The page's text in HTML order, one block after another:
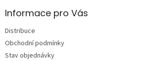
Informace pro Vás
Distribuce
Obchodní podmínky
Stav objednávky